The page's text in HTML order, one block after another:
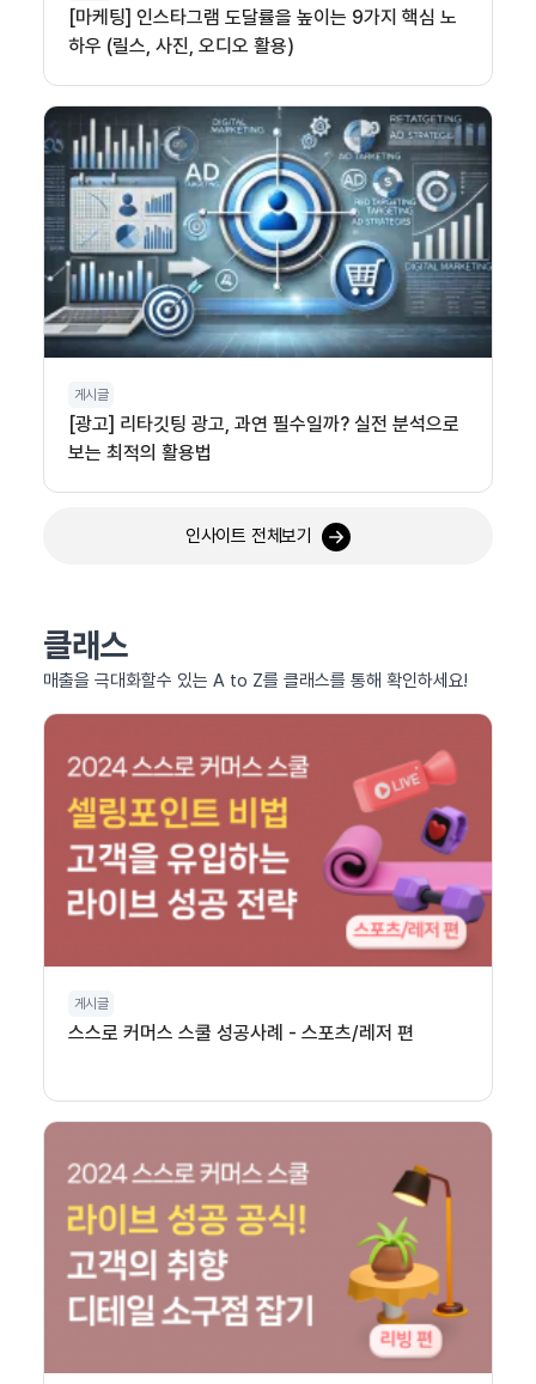
[마케팅] 인스타그램 도달률을 높이는 9가지 핵심 노
하우 (릴스, 사진, 오디오 활용)
게시글
[광고] 리타깃팅 광고, 과연 필수일까? 실전 분석으로
보는 최적의 활용법
인사이트 전체보기
클래스
매출을 극대화할수 있는 A to Z를 클래스를 통해 확인하세요!
게시글
스스로 커머스 스쿨 성공사례 - 스포츠/레저 편